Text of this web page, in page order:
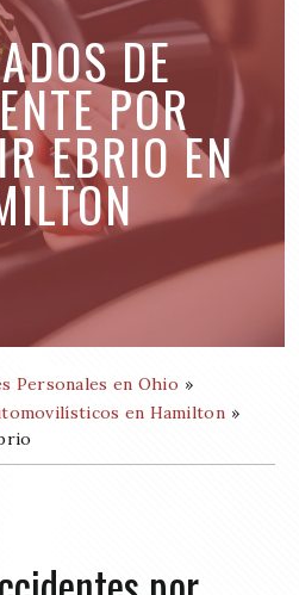
DE
POR
EBRIO EN
Personales en Ohio »
en Hamilton »